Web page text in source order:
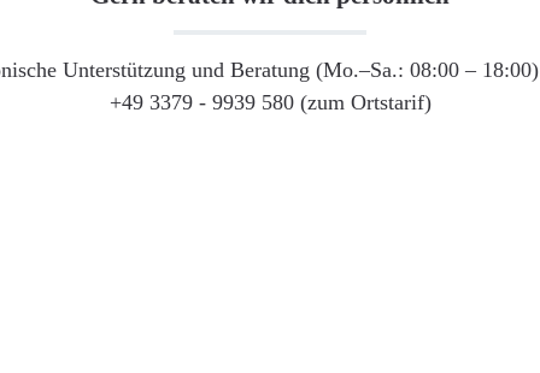
Unterstützung und Beratung (Mo.–Sa.: 08:00 –
+49 3379 - 9939 580 (zum Ortstarif)